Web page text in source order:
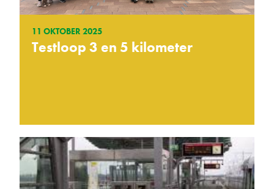
11 OKTOBER 2025
Testloop 3 en 5 kilometer